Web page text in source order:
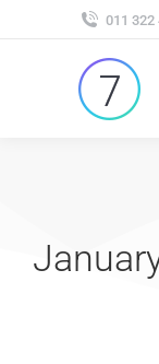
011 322